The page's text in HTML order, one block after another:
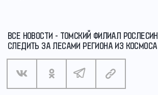
ВСЕ НОВОСТИ - ТОМСКИЙ ФИЛИАЛ
СЛЕДИТЬ ЗА ЛЕСАМИ РЕГИОНА ИЗ КОСМОСА